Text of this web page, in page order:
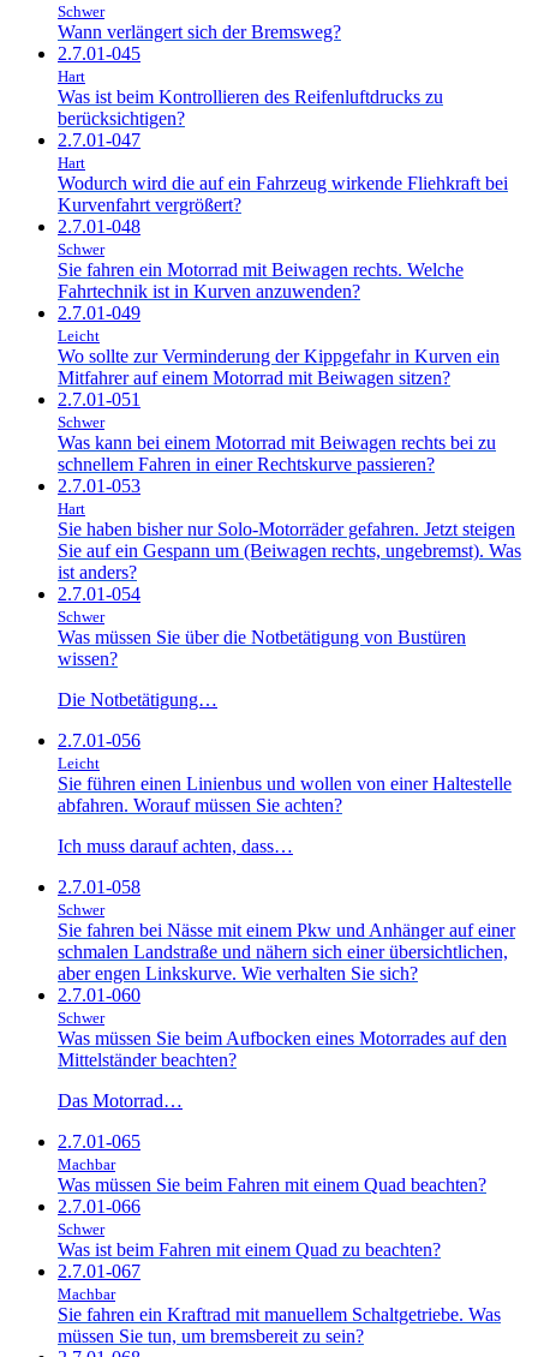
Schwer
Wann verlängert sich der Bremsweg?
2.7.01-045
Hart
Was ist beim Kontrollieren des Reifenluftdrucks zu
berücksichtigen?
2.7.01-047
Hart
Wodurch wird die auf ein Fahrzeug wirkende Fliehkraft bei
Kurvenfahrt vergrößert?
2.7.01-048
Schwer
Sie fahren ein Motorrad mit Beiwagen rechts. Welche
Fahrtechnik ist in Kurven anzuwenden?
2.7.01-049
Leicht
Wo sollte zur Verminderung der Kippgefahr in Kurven ein
Mitfahrer auf einem Motorrad mit Beiwagen sitzen?
2.7.01-051
Schwer
Was kann bei einem Motorrad mit Beiwagen rechts bei zu
schnellem Fahren in einer Rechtskurve passieren?
2.7.01-053
Hart
Sie haben bisher nur Solo-Motorräder gefahren. Jetzt steigen
Sie auf ein Gespann um (Beiwagen rechts, ungebremst). Was
ist anders?
2.7.01-054
Schwer
Was müssen Sie über die Notbetätigung von Bustüren
wissen?
Die Notbetätigung…
2.7.01-056
Leicht
Sie führen einen Linienbus und wollen von einer Haltestelle
abfahren. Worauf müssen Sie achten?
Ich muss darauf achten, dass…
2.7.01-058
Schwer
Sie fahren bei Nässe mit einem Pkw und Anhänger auf einer
schmalen Landstraße und nähern sich einer übersichtlichen,
aber engen Linkskurve. Wie verhalten Sie sich?
2.7.01-060
Schwer
Was müssen Sie beim Aufbocken eines Motorrades auf den
Mittelständer beachten?
Das Motorrad…
2.7.01-065
Machbar
Was müssen Sie beim Fahren mit einem Quad beachten?
2.7.01-066
Schwer
Was ist beim Fahren mit einem Quad zu beachten?
2.7.01-067
Machbar
Sie fahren ein Kraftrad mit manuellem Schaltgetriebe. Was
müssen Sie tun, um bremsbereit zu sein?